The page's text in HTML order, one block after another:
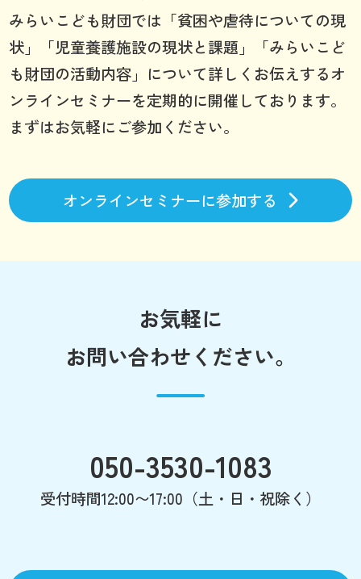
みらいこども財団では「貧困や虐待についての現
状」「児童養護施設の現状と課題」「みらいこど
も財団の活動内容」について詳しくお伝えするオ
ンラインセミナーを定期的に開催しております。
まずはお気軽にご参加ください。
オンラインセミナーに参加する
お気軽に
お問い合わせください。
050-3530-1083
受付時間12:00〜17:00（土・日・祝除く）